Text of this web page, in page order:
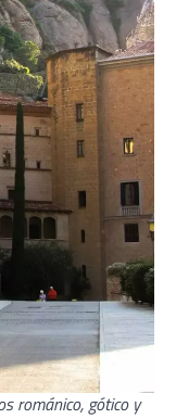
románico, gótico y